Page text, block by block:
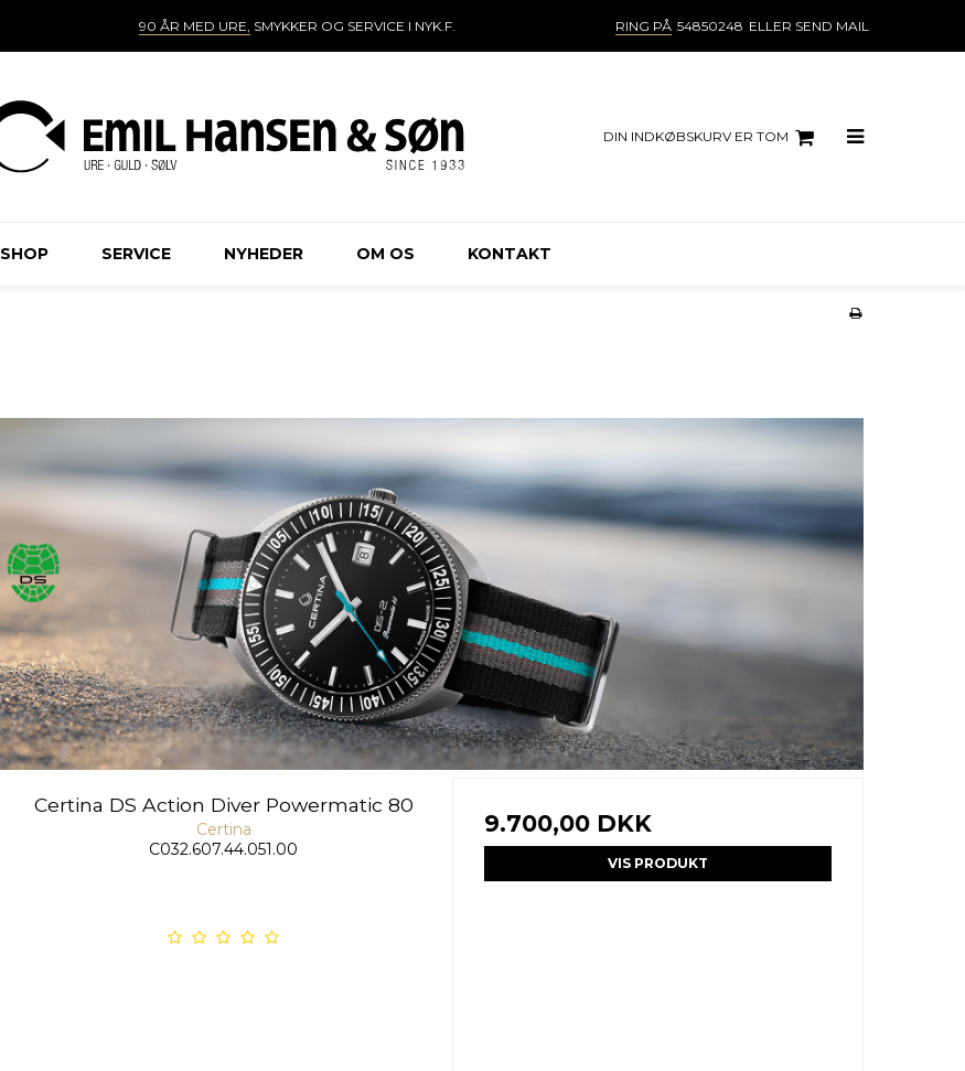
90 ÅR MED URE, SMYKKER OG SERVICE I NYK.F. RING PÅ 54850248 ELLER SEND MAIL
DIN INDKØBSKURV ER TOM
SHOP SERVICE NYHEDER OM OS KONTAKT
Certina DS Action Diver Powermatic 80
Certina
C032.607.44.051.00
9.700,00 DKK
VIS PRODUKT